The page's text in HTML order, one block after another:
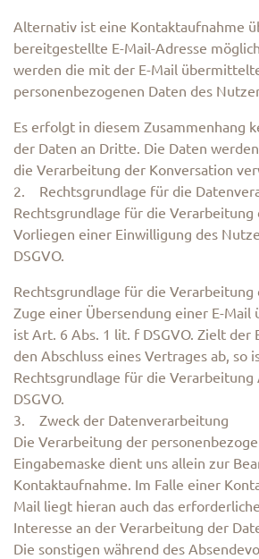
Alternativ ist eine Kontaktaufnahme
bereitgestellte E-Mail-Adresse
werden die mit der E-Mail
personenbezogenen Daten des
Es erfolgt in diesem Zusammenhang
der Daten an Dritte. Die Daten
die Verarbeitung der Konversation
2. Rechtsgrundlage für die
Rechtsgrundlage für die Verarbeitung
Vorliegen einer Einwilligung des
DSGVO.
Rechtsgrundlage für die Verarbeitung
Zuge einer Übersendung einer E-
ist Art. 6 Abs. 1 lit. f DSGVO. Zielt der
den Abschluss eines Vertrages ab, so
Rechtsgrundlage für die Verarbeitung
DSGVO.
3. Zweck der Datenverarbeitung
Die Verarbeitung der
Eingabemaske dient uns allein zur
Kontaktaufnahme. Im Falle einer
Mail liegt hieran auch das
Interesse an der Verarbeitung der
Die sonstigen während des